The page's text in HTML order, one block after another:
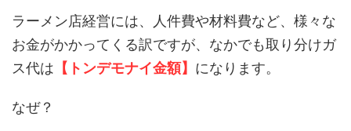
ラーメン店経営には、人件費や材料費など、様々な
お金がかかってくる訳ですが、なかでも取り分けガ
ス代は 【トンデモナイ金額】 になります。
なぜ？